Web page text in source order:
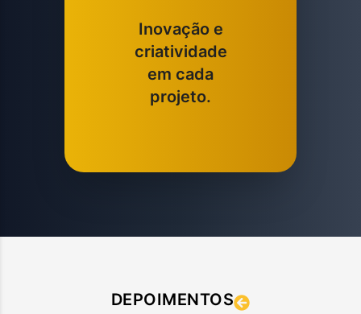
Inovação e
criatividade
em cada
projeto.
DEPOIMENTOS